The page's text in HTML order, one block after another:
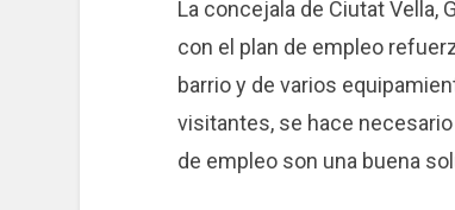
La concejala de Ciutat Vella,
con el plan de empleo
barrio y de varios
visitantes, se hace
de empleo son una buena